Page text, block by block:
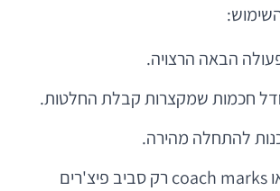
הבאה הרצויה.
חכמות שמקצרות קבלת החלטות.
להתחלה מהירה.
tooltips או coach marks רק סביב פיצ'רים